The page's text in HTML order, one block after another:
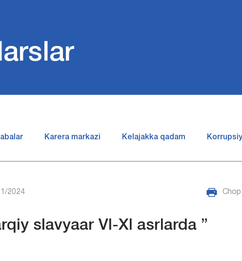
Karera markazi Kelajakka qadam
2024
slavyaar VI-XI asrlarda ”